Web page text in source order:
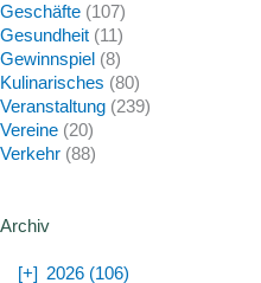
Geschäfte (107)
Gesundheit (11)
Gewinnspiel (8)
Kulinarisches (80)
Veranstaltung (239)
Vereine (20)
Verkehr (88)
Archiv
[+]
2026 (106)